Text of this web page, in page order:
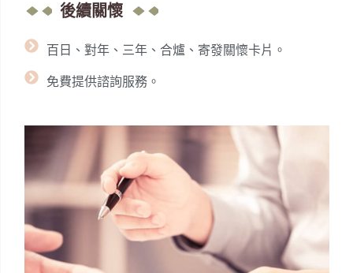
後續關懷
百日、對年、三年、合爐、寄發關懷卡片。
免費提供諮詢服務。